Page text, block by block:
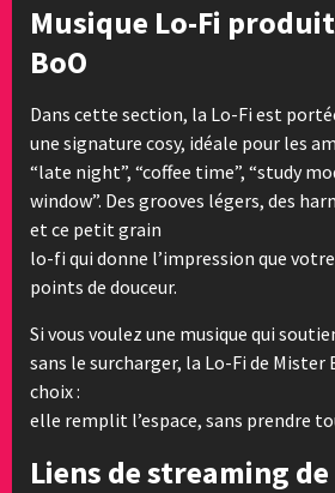
Musique Lo-Fi
BoO
Dans cette section, la Lo-Fi est
une signature cosy, idéale pour les
“late night”, “coffee time”, “study
window”. Des grooves légers, des
et ce petit grain
lo-fi qui donne l’impression que
points de douceur.
Si vous voulez une musique qui
sans le surcharger, la Lo-Fi de Mister
choix :
elle remplit l’espace, sans prendre
Liens de streaming